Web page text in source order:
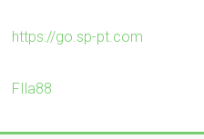
https://go.sp-pt.com
FIla88